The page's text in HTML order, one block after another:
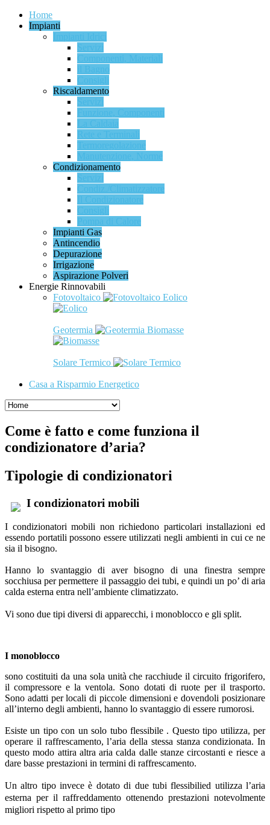
Home
Impianti
Riscaldamento
Condizionamento
Impianti Gas
Antincendio
Depurazione
Irrigazione
Aspirazione Polveri
Energie Rinnovabili
Fotovoltaico
Eolico
Geotermia Biomasse
Solare Termico
Casa a Risparmio Energetico
Come è fatto e come funziona il
condizionatore d’aria?
Tipologie di condizionatori
I condizionatori mobili
I condizionatori mobili non richiedono particolari installazioni ed
essendo portatili possono essere utilizzati negli ambienti in cui ce ne
sia il bisogno.
Hanno lo svantaggio di aver bisogno di una finestra sempre
socchiusa per permettere il passaggio dei tubi, e quindi un po’ di aria
calda esterna entra nell’ambiente climatizzato.
Vi sono due tipi diversi di apparecchi, i monoblocco e gli split.
I monoblocco
sono costituiti da una sola unità che racchiude il circuito frigorifero,
il compressore e la ventola. Sono dotati di ruote per il trasporto.
Sono adatti per locali di piccole dimensioni e dovendoli posizionare
all’interno degli ambienti, hanno lo svantaggio di essere rumorosi.
Esiste un tipo con un solo tubo flessibile . Questo tipo utilizza, per
operare il raffrescamento, l’aria della stessa stanza condizionata. In
questo modo attira altra aria calda dalle stanze circostanti e riesce a
dare basse prestazioni in termini di raffrescamento.
Un altro tipo invece è dotato di due tubi flessibilied utilizza l’aria
esterna per il raffreddamento ottenendo prestazioni notevolmente
migliori rispetto al primo tipo